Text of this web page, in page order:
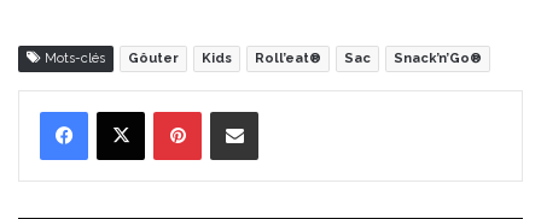
Mots-clés Gôuter Kids Roll’eat® Sac Snack’n’Go®